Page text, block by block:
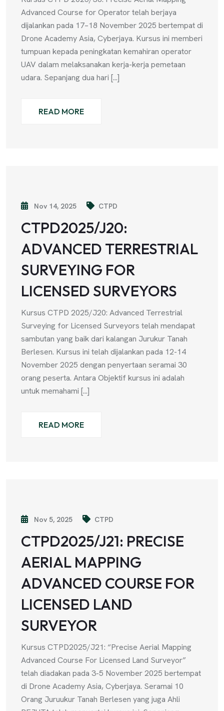
Advanced Course for Operator telah berjaya
dijalankan pada 17–18 November 2025 bertempat di
Drone Academy Asia, Cyberjaya. Kursus ini memberi
tumpuan kepada peningkatan kemahiran operator
UAV dalam melaksanakan kerja-kerja pemetaan
udara. Sepanjang dua hari [...]
READ MORE
Nov 14, 2025 CTPD
CTPD2025/J20:
ADVANCED TERRESTRIAL
SURVEYING FOR
LICENSED SURVEYORS
Kursus CTPD 2025/J20: Advanced Terrestrial
Surveying for Licensed Surveyors telah mendapat
sambutan yang baik dari kalangan Jurukur Tanah
Berlesen. Kursus ini telah dijalankan pada 12-14
November 2025 dengan penyertaan seramai 30
orang peserta. Antara Objektif kursus ini adalah
untuk memahami [...]
READ MORE
Nov 5, 2025 CTPD
CTPD2025/J21: PRECISE
AERIAL MAPPING
ADVANCED COURSE FOR
LICENSED LAND
SURVEYOR
Kursus CTPD2025/J21: “Precise Aerial Mapping
Advanced Course For Licensed Land Surveyor”
telah diadakan pada 3-5 November 2025 bertempat
di Drone Academy Asia, Cyberjaya. Seramai 10
Orang Juruukur Tanah Berlesen yang juga Ahli